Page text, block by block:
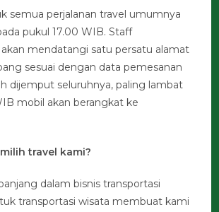
semua perjalanan travel umumnya
pukul 17.00 WIB. Staff
mendatangi satu persatu alamat
sesuai dengan data pemesanan
dijemput seluruhnya, paling lambat
mobil akan berangkat ke
travel kami?
dalam bisnis transportasi
transportasi wisata membuat kami